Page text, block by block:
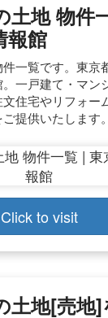
土地 物件
報館
一覧です。東京
一戸建て・マン
住宅やリフォー
提供いたします。
Click to visit
土地[売地